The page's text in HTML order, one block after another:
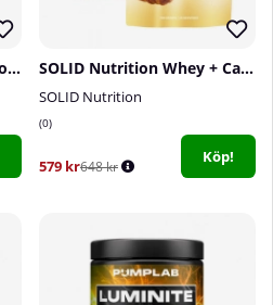
Optimum Nutrition Electrolyte Powder, 264 g SOLID Nutrition Whey + Casein
SOLID Nutrition
0
579 kr648 kr
Köp!